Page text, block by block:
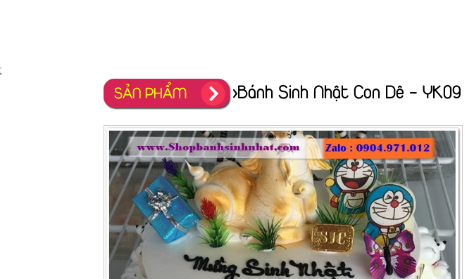
;
SẢN PHẨM >Bánh Sinh Nhật Con Dê - YK09